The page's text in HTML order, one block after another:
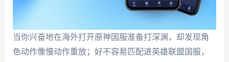
当你兴奋地在海外打开原神国服准备打深渊，却发现角
色动作像慢动作重放；好不容易匹配进英雄联盟国服，